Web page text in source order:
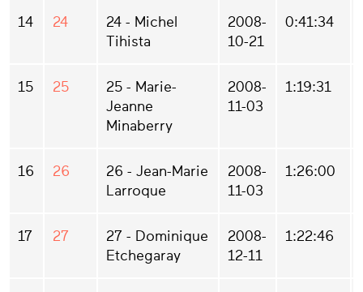
14 24
24 - Michel
Tihista
2008-
10-21
0:41:34
15 25
25 - Marie-
Jeanne
Minaberry
2008-
11-03
1:19:31
16 26
26 - Jean-Marie
Larroque
2008-
11-03
1:26:00
17 27
27 - Dominique
Etchegaray
2008-
12-11
1:22:46